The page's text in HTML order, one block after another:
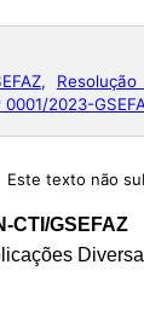
, Resolução
2023-
Este texto não
CTI/GSEFAZ